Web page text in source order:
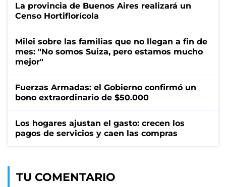
La provincia de Buenos Aires realizará un
Censo Hortiflorícola
Milei sobre las familias que no llegan a fin de
mes: "No somos Suiza, pero estamos mucho
mejor"
Fuerzas Armadas: el Gobierno confirmó un
bono extraordinario de $50.000
Los hogares ajustan el gasto: crecen los
pagos de servicios y caen las compras
TU COMENTARIO